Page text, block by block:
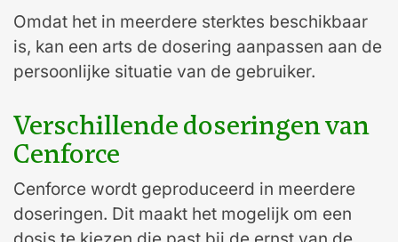
Omdat het in meerdere sterktes beschikbaar
is, kan een arts de dosering aanpassen aan de
persoonlijke situatie van de gebruiker.
Verschillende doseringen van
Cenforce
Cenforce wordt geproduceerd in meerdere
doseringen. Dit maakt het mogelijk om een